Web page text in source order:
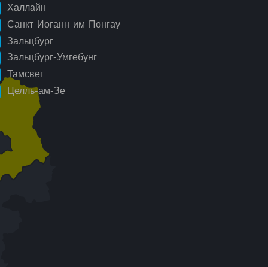
Халлайн
Санкт-Иоганн-им-Понгау
Зальцбург
Зальцбург-Умгебунг
Тамсвег
Целль-ам-Зе